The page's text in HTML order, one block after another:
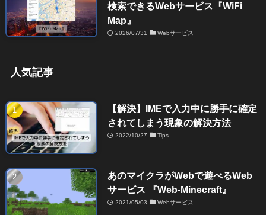
検索できるWebサービス『WiFi
Map』
2026/07/31 Webサービス
人気記事
【解決】IMEで入力中に勝手に確定
されてしまう現象の解決方法
2022/10/27 Tips
あのマイクラがWebで遊べるWeb
サービス 『Web-Minecraft』
2021/05/03 Webサービス